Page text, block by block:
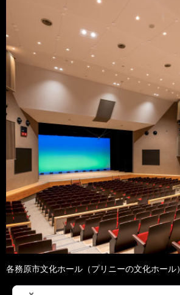
各務原市文化ホール（プリニーの文化ホール）